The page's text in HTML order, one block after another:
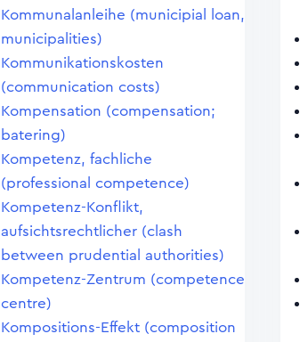
Kommunalanleihe (municipial loan,
municipalities)
Kommunikationskosten
(communication costs)
Kompensation (compensation;
batering)
Kompetenz, fachliche
(professional competence)
Kompetenz-Konflikt,
aufsichtsrechtlicher (clash
between prudential authorities)
Kompetenz-Zentrum (competence
centre)
Kompositions-Effekt (composition